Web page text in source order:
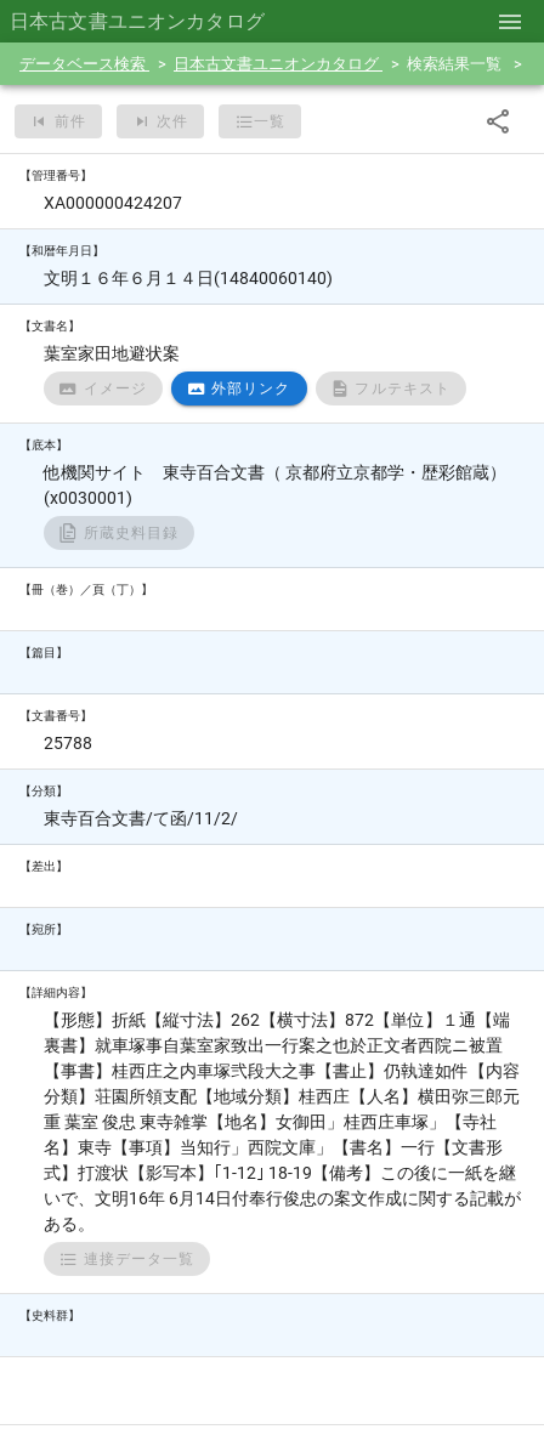
日本古文書ユニオンカタログ
データベース検索 日本古文書ユニオンカタログ 検索結果一覧
前件 次件 一覧
【管理番号】
XA000000424207
【和暦年月日】
文明１６年６月１４日(14840060140)
【文書名】
葉室家田地避状案
イメージ 外部リンク フルテキスト
【底本】
他機関サイト 東寺百合文書（ 京都府立京都学・歴彩館蔵）
(x0030001)
所蔵史料目録
【冊（巻）／頁（丁）】
【篇目】
【文書番号】
25788
【分類】
東寺百合文書/て函/11/2/
【差出】
【宛所】
【詳細内容】
【形態】折紙【縦寸法】262【横寸法】872【単位】１通【端
裏書】就車塚事自葉室家致出一行案之也於正文者西院ニ被置
【事書】桂西庄之内車塚弐段大之事【書止】仍執達如件【内容
分類】荘園所領支配【地域分類】桂西庄【人名】横田弥三郎元
重 葉室 俊忠 東寺雑掌【地名】女御田」桂西庄車塚」【寺社
名】東寺【事項】当知行」西院文庫」【書名】一行【文書形
式】打渡状【影写本】｢1-12｣ 18-19【備考】この後に一紙を継
いで、文明16年 6月14日付奉行俊忠の案文作成に関する記載が
ある。
連接データ一覧
【史料群】